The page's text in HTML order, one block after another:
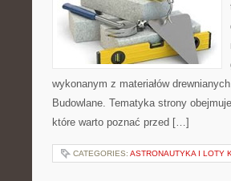
wykonanym z materiałów
Budowlane. Tematyka strony
które warto poznać przed […]
CATEGORIES: ASTRONAUTYKA I LOTY